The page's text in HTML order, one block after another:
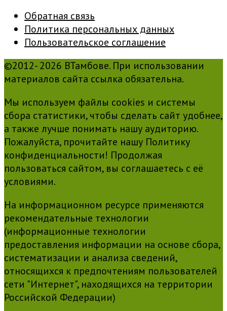
Обратная связь
Политика персональных данных
Пользовательское соглашение
©2012- 2026 ВТамбове. При использовании
материалов сайта ссылка обязательна.
Мы используем файлы cookies и системы
сбора статистики, чтобы сделать сайт удобнее,
а также лучше понимать нашу аудиторию.
Пожалуйста, прочитайте нашу Политику
конфиденциальности! Продолжая
пользоваться сайтом, вы соглашаетесь с её
условиями.
На информационном ресурсе применяются
рекомендательные технологии
(информационные технологии
предоставления информации на основе сбора,
систематизации и анализа сведений,
относящихся к предпочтениям пользователей
сети "Интернет", находящихся на территории
Российской Федерации)